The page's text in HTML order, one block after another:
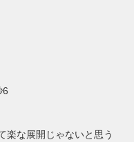
楽な展開じゃないと思う